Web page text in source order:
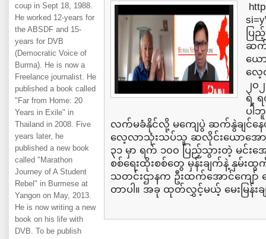
coup in Sept 18, 1988.
He worked 12-years for
the ABSDF and 15-
years for DVB
(Democratic Voice of
Burma). He is now a
Freelance journalist. He
published a book called
"Far from Home: 20
Years in Exile" in
Thailand in 2008. Five
years later, he
published a new book
called "Marathon
Journey of A Student
Rebel" in Burmese at
Yangon on May, 2013.
He is now writing a new
book on his life with
DVB. To be publish
ပြ
ဆက်
ယေ
လေ့
၂၀
ရဲ့ ရ
ပါ
လက်မခံနိုင်လို့ မကျေပွဲ ဆက်နွဲချင်နေ
လေ့လာသုံးသပ်သူ ဆလိုင်းယောအော
၃၁ မှာ ရက် ၁၀၀ ပြည့်သွားတဲ့ မင်းအ
စစ်ရေးထိုးစစ်တွေ မှန်းချက်နဲ့ နှမ်း
သတင်းဌာနက ဦးထက်အောင်ကျော် မ
တာပါ။ အခု ထုတ်လွှင့်မယ့် မေးမြန်း